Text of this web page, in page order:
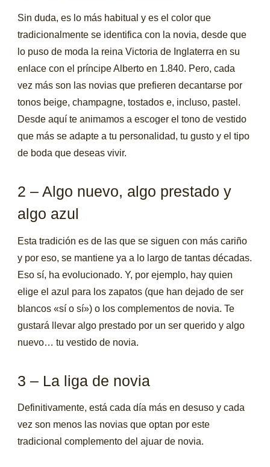
Sin duda, es lo más habitual y es el color que
tradicionalmente se identifica con la novia, desde que
lo puso de moda la reina Victoria de Inglaterra en su
enlace con el príncipe Alberto en 1.840. Pero, cada
vez más son las novias que prefieren decantarse por
tonos beige, champagne, tostados e, incluso, pastel.
Desde aquí te animamos a escoger el tono de vestido
que más se adapte a tu personalidad, tu gusto y el tipo
de boda que deseas vivir.
2 – Algo nuevo, algo prestado y
algo azul
Esta tradición es de las que se siguen con más cariño
y por eso, se mantiene ya a lo largo de tantas décadas.
Eso sí, ha evolucionado. Y, por ejemplo, hay quien
elige el azul para los zapatos (que han dejado de ser
blancos «sí o sí») o los complementos de novia. Te
gustará llevar algo prestado por un ser querido y algo
nuevo… tu vestido de novia.
3 – La liga de novia
Definitivamente, está cada día más en desuso y cada
vez son menos las novias que optan por este
tradicional complemento del ajuar de novia.